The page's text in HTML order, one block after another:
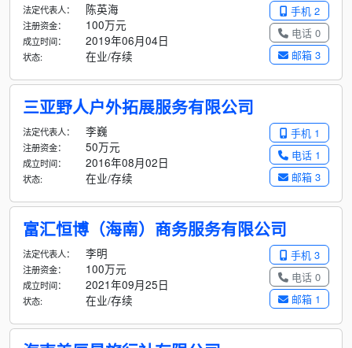
手机 2
电话 0
邮箱 3
法定代表人： 陈英海
注册资金： 100万元
成立时间： 2019年06月04日
状态: 在业/存续
三亚野人户外拓展服务有限公司
手机 1
电话 1
邮箱 3
法定代表人： 李巍
注册资金： 50万元
成立时间： 2016年08月02日
状态: 在业/存续
富汇恒博（海南）商务服务有限公司
手机 3
电话 0
邮箱 1
法定代表人： 李明
注册资金： 100万元
成立时间： 2021年09月25日
状态: 在业/存续